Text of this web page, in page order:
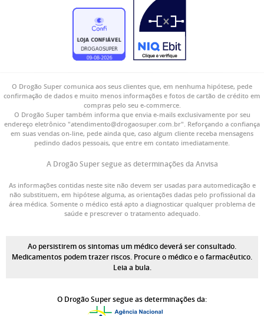
O Drogão Super comunica aos seus clientes que, em nenhuma hipótese, pede
confirmação de dados e muito menos informações e fotos de cartão de crédito em
compras pelo seu e-commerce.
O Drogão Super também informa que envia e-mails exclusivamente por seu
endereço eletrônico "atendimento@drogaosuper.com.br". Reforçando a confiança
em suas vendas on-line, pede ainda que, caso algum cliente receba mensagens
pedindo dados pessoais, que entre em contato imediatamente.
A Drogão Super segue as determinações da Anvisa
As informações contidas neste site não devem ser usadas para automedicação e
não substituem, em hipótese alguma, as orientações dadas pelo profissional da
área médica. Somente o médico está apto a diagnosticar qualquer problema de
saúde e prescrever o tratamento adequado.
Ao persistirem os sintomas um médico deverá ser consultado.
Medicamentos podem trazer riscos. Procure o médico e o farmacêutico.
Leia a bula.
O Drogão Super segue as determinações da: